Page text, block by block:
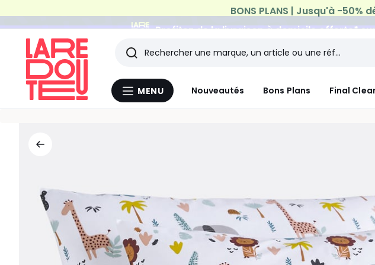
Profitez de la livraison à domicile offerte*
Menu
MENU Nouveautés Bons Plans Final
Rechercher
Les
derniers